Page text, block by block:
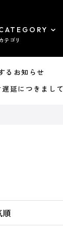
テゴリ
るお知らせ
延につきまして